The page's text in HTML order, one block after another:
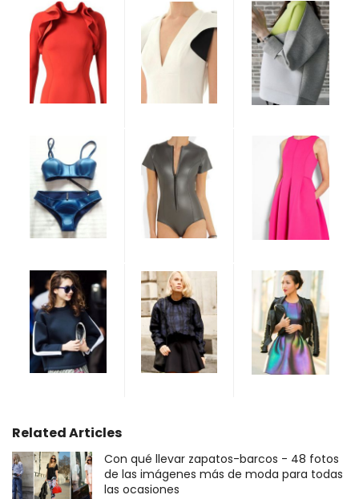
Related Articles
Con qué llevar zapatos-barcos - 48 fotos
de las imágenes más de moda para todas
las ocasiones